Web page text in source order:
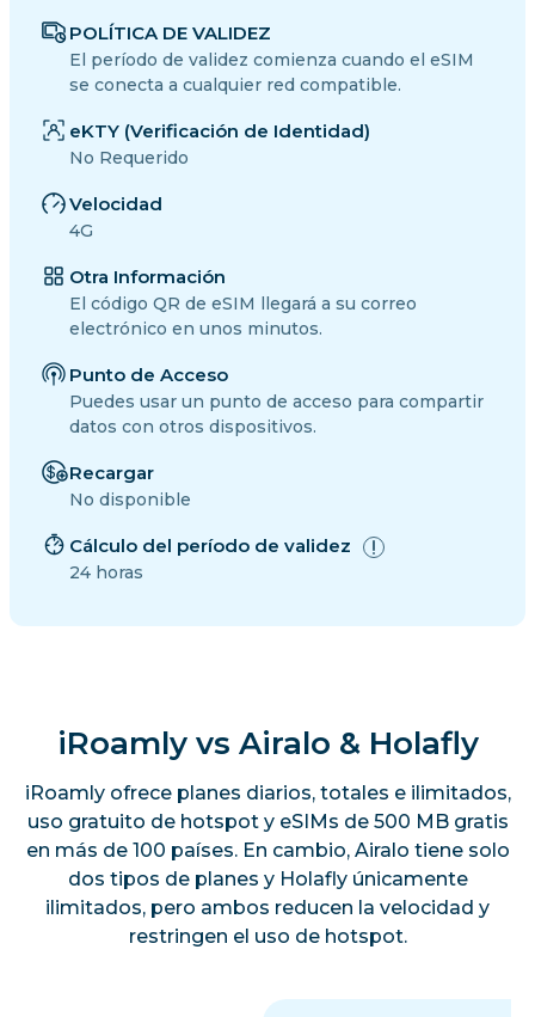
POLÍTICA DE VALIDEZ
El período de validez comienza cuando el eSIM
se conecta a cualquier red compatible.
eKTY (Verificación de Identidad)
No Requerido
Velocidad
4G
Otra Información
El código QR de eSIM llegará a su correo
electrónico en unos minutos.
Punto de Acceso
Puedes usar un punto de acceso para compartir
datos con otros dispositivos.
Recargar
No disponible
Cálculo del período de validez
24 horas
iRoamly vs Airalo & Holafly
iRoamly ofrece planes diarios, totales e ilimitados,
uso gratuito de hotspot y eSIMs de 500 MB gratis
en más de 100 países. En cambio, Airalo tiene solo
dos tipos de planes y Holafly únicamente
ilimitados, pero ambos reducen la velocidad y
restringen el uso de hotspot.